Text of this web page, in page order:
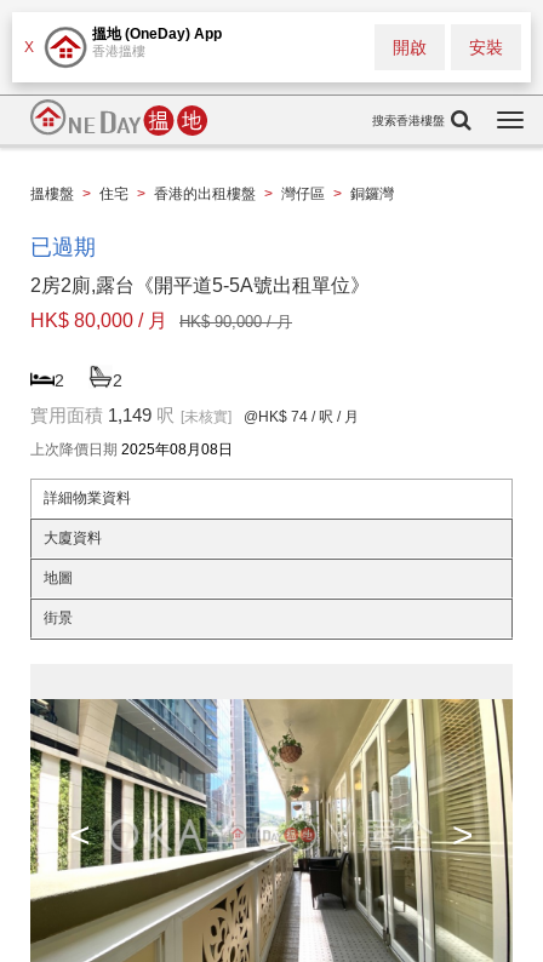
X
搵地 (OneDay) App
香港搵樓 安裝
開啟
搜索香港樓盤
搵樓盤 > 住宅 > 香港的出租樓盤 > 灣仔區 > 銅鑼灣
已過期
2房2廁,露台《開平道5-5A號出租單位》
HK$ 80,000 / 月
HK$ 90,000 / 月
2 2
實用面積 1,149 呎 [未核實] @HK$ 74 / 呎 / 月
上次降價日期 2025年08月08日
詳細物業資料
大廈資料
地圖
街景
< >